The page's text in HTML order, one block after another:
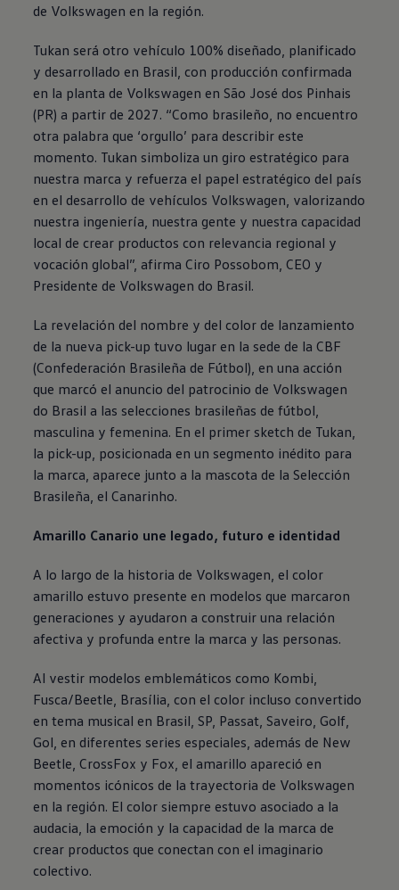
de Volkswagen en la región.
Tukan será otro vehículo 100% diseñado, planificado
y desarrollado en Brasil, con producción confirmada
en la planta de Volkswagen en São José dos Pinhais
(PR) a partir de 2027. “Como brasileño, no encuentro
otra palabra que ‘orgullo’ para describir este
momento. Tukan simboliza un giro estratégico para
nuestra marca y refuerza el papel estratégico del país
en el desarrollo de vehículos Volkswagen, valorizando
nuestra ingeniería, nuestra gente y nuestra capacidad
local de crear productos con relevancia regional y
vocación global”, afirma Ciro Possobom, CEO y
Presidente de Volkswagen do Brasil.
La revelación del nombre y del color de lanzamiento
de la nueva pick-up tuvo lugar en la sede de la CBF
(Confederación Brasileña de Fútbol), en una acción
que marcó el anuncio del patrocinio de Volkswagen
do Brasil a las selecciones brasileñas de fútbol,
masculina y femenina. En el primer sketch de Tukan,
la pick-up, posicionada en un segmento inédito para
la marca, aparece junto a la mascota de la Selección
Brasileña, el Canarinho.
Amarillo Canario une legado, futuro e identidad
A lo largo de la historia de Volkswagen, el color
amarillo estuvo presente en modelos que marcaron
generaciones y ayudaron a construir una relación
afectiva y profunda entre la marca y las personas.
Al vestir modelos emblemáticos como Kombi,
Fusca/Beetle, Brasília, con el color incluso convertido
en tema musical en Brasil, SP, Passat, Saveiro, Golf,
Gol, en diferentes series especiales, además de New
Beetle, CrossFox y Fox, el amarillo apareció en
momentos icónicos de la trayectoria de Volkswagen
en la región. El color siempre estuvo asociado a la
audacia, la emoción y la capacidad de la marca de
crear productos que conectan con el imaginario
colectivo.